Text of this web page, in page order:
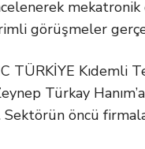
görüşmeler
TÜRKİYE Kıdemli
Türkay
öncü